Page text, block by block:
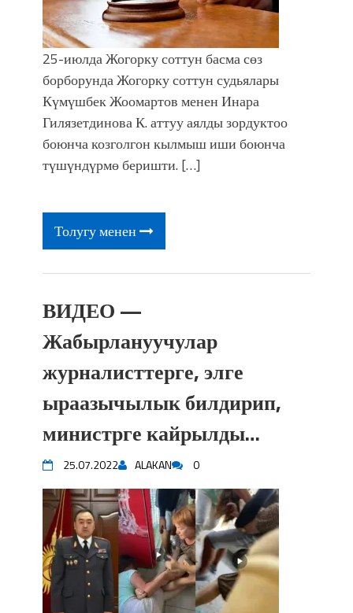
25-июлда Жогорку соттун басма сөз
борборунда Жогорку соттун судьялары
Күмүшбек Жоомартов менен Инара
Гилязетдинова К. аттуу аялды зордуктоо
боюнча козголгон кылмыш иши боюнча
түшүндүрмө беришти. […]
Толугу менен
ВИДЕО —
Жабырлануучулар
журналисттерге, элге
ыраазычылык билдирип,
министрге кайрылды…
25.07.2022 ALAKAN 0